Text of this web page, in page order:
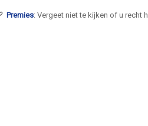
Premies: Vergeet niet te kijken of u recht